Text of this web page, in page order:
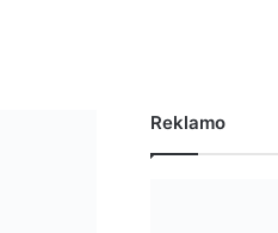
Reklamo